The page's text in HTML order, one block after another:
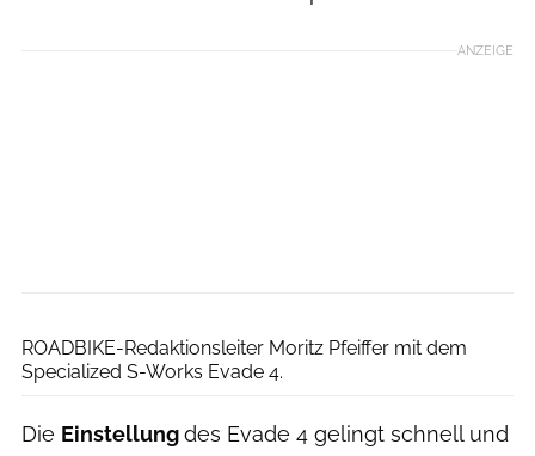
ANZEIGE
ROADBIKE-Redaktionsleiter Moritz Pfeiffer mit dem
Specialized S-Works Evade 4.
Die Einstellungdes Evade 4 gelingt schnell und